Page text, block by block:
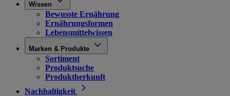
Wissen
Bewusste Ernährung
Ernährungsformen
Lebensmittelwissen
Marken & Produkte
Sortiment
Produktsuche
Produktherkunft
Nachhaltigkeit